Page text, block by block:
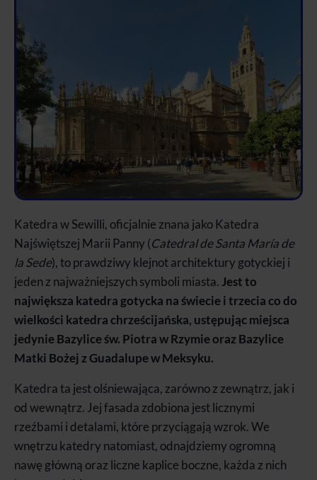
Katedra w Sewilli, oficjalnie znana jako Katedra
Najświętszej Marii Panny (Catedral de Santa María de
la Sede), to prawdziwy klejnot architektury gotyckiej i
jeden z najważniejszych symboli miasta. Jest to
największa katedra gotycka na świecie i trzecia co do
wielkości katedra chrześcijańska, ustępując miejsca
jedynie Bazylice św. Piotra w Rzymie oraz Bazylice
Matki Bożej z Guadalupe w Meksyku.
Katedra ta jest olśniewająca, zarówno z zewnątrz, jak i
od wewnątrz. Jej fasada zdobiona jest licznymi
rzeźbami i detalami, które przyciągają wzrok. We
wnętrzu katedry natomiast, odnajdziemy ogromną
nawę główną oraz liczne kaplice boczne, każda z nich